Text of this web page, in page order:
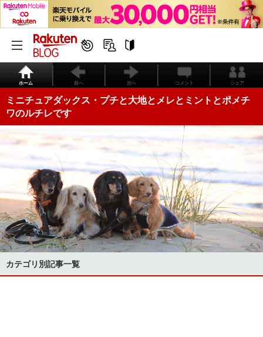
ホーム 前へ 次へ コメント シェア
ミニチュアダックス・プチと大地とメレとミントとポメチ
ワのルチレです
カテゴリ別記事一覧